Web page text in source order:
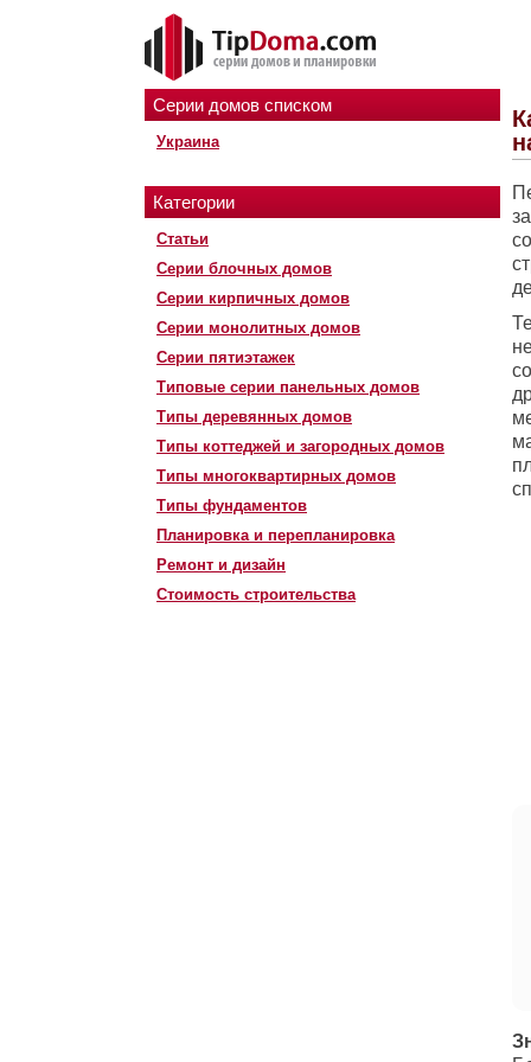
Серии домов списком
Украина
Категории
Статьи
Серии блочных домов
Серии кирпичных домов
Серии монолитных домов
Серии пятиэтажек
Типовые серии панельных домов
Типы деревянных домов
Типы коттеджей и загородных домов
Типы многоквартирных домов
Типы фундаментов
Планировка и перепланировка
Ремонт и дизайн
Стоимость строительства